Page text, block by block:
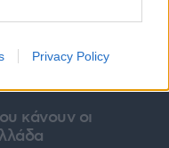
Privacy Policy
κάνουν οι